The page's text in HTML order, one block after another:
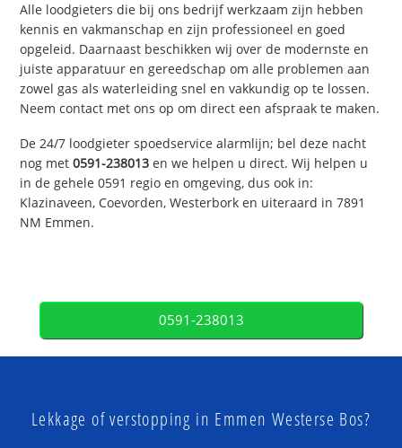
Alle loodgieters die bij ons bedrijf werkzaam zijn hebben
kennis en vakmanschap en zijn professioneel en goed
opgeleid. Daarnaast beschikken wij over de modernste en
juiste apparatuur en gereedschap om alle problemen aan
zowel gas als waterleiding snel en vakkundig op te lossen.
Neem contact met ons op om direct een afspraak te maken.
De 24/7 loodgieter spoedservice alarmlijn; bel deze nacht
nog met0591-238013 en we helpen u direct. Wij helpen u
in de gehele 0591 regio en omgeving, dus ook in:
Klazinaveen, Coevorden, Westerbork en uiteraard in 7891
NM Emmen.
0591-238013
Lekkage of verstopping in Emmen Westerse Bos?